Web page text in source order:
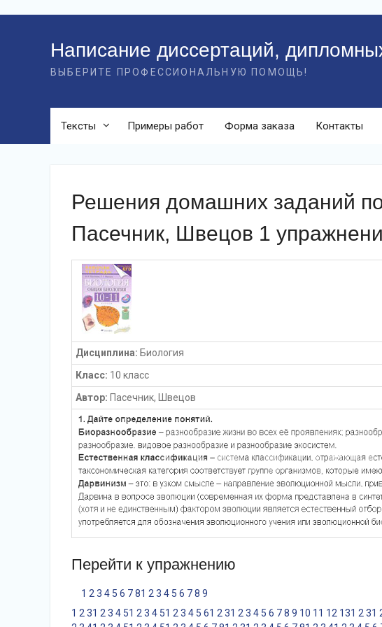
Написание диссертаций,
ВЫБЕРИТЕ ПРОФЕССИОНАЛЬНУЮ ПОМОЩЬ!
Тексты Примеры работ Форма заказа Контакты
Решения домашних заданий
Пасечник, Швецов 1
Дисциплина: Биология
Класс: 10 класс
Автор: Пасечник, Швецов
Перейти к упражнению
1 2 3 4 5 6 781 2 3 4 5 6 78 9
1 2 31 2 3 4 51 2 3 4 51 2 3 4 5 61 2 31 2 3 4 5 6 78 9 10 11 12 131 2 31